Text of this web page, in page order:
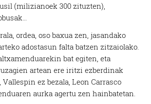
(milizianoek 300 zituzten),
ordea, oso baxua zen, jasandako
adostasun falta batzen zitzaiolako.
bat egiten, eta
artean ere iritzi ezberdinak
Vallespin ez bezala, Leon Carrasco
aurka agertu zen hainbatetan.